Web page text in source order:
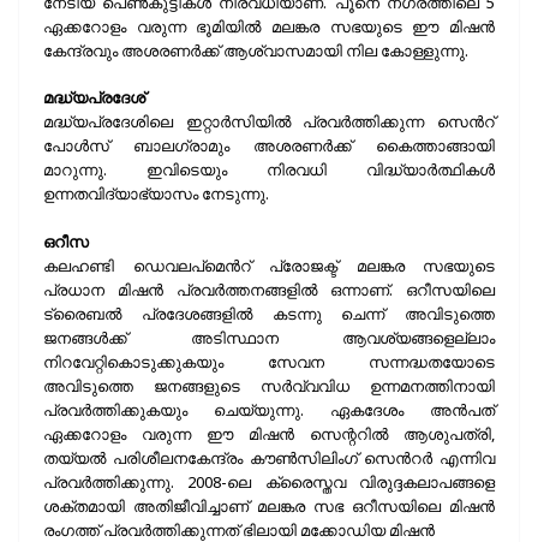
ഏക്കറോളം വരുന്ന ഭൂമിയില്‍ മലങ്കര സഭയുടെ ഈ മിഷന്‍
കേന്ദ്രവും അശരണര്‍ക്ക് ആശ്വാസമായി നില കോള്ളുന്നു.
മദ്ധ്യപ്രദേശ്
മദ്ധ്യപ്രദേശിലെ ഇറ്റാര്‍സിയില്‍ പ്രവര്‍ത്തിക്കുന്ന സെന്‍റ്
പോള്‍സ് ബാലഗ്രാമും അശരണര്‍ക്ക് കൈത്താങ്ങായി
മാറുന്നു. ഇവിടെയും നിരവധി വിദ്ധ്യാര്‍ത്ഥികള്‍
ഉന്നതവിദ്യാഭ്യാസം നേടുന്നു.
ഒറീസ
കലഹണ്ടി ഡെവലപ്മെന്‍റ് പ്രോജക്ട് മലങ്കര സഭയുടെ
പ്രധാന മിഷന്‍ പ്രവര്‍ത്തനങ്ങളില്‍ ഒന്നാണ്. ഒറീസയിലെ
ട്രൈബല്‍ പ്രദേശങ്ങളില്‍ കടന്നു ചെന്ന് അവിടുത്തെ
ജനങ്ങള്‍ക്ക് അടിസ്ഥാന ആവശ്യങ്ങളെല്ലാം
നിറവേറ്റികൊടുക്കുകയും സേവന സന്നദ്ധതയോടെ
അവിടുത്തെ ജനങ്ങളുടെ സര്‍വ്വവിധ ഉന്നമനത്തിനായി
പ്രവര്‍ത്തിക്കുകയും ചെയ്യുന്നു. ഏകദേശം അന്‍പത്
ഏക്കറോളം വരുന്ന ഈ മിഷന്‍ സെന്ററില്‍ ആശുപത്രി,
തയ്യല്‍ പരിശീലനകേന്ദ്രം കൗണ്‍സിലിംഗ് സെന്‍റര്‍ എന്നിവ
പ്രവര്‍ത്തിക്കുന്നു. 2008-ലെ ക്രൈസ്തവ വിരുദ്ദകലാപങ്ങളെ
ശക്തമായി അതിജീവിച്ചാണ് മലങ്കര സഭ ഒറീസയിലെ മിഷന്‍
രംഗത്ത് പ്രവര്‍ത്തിക്കുന്നത് ഭിലായി മക്കോഡിയ മിഷന്‍